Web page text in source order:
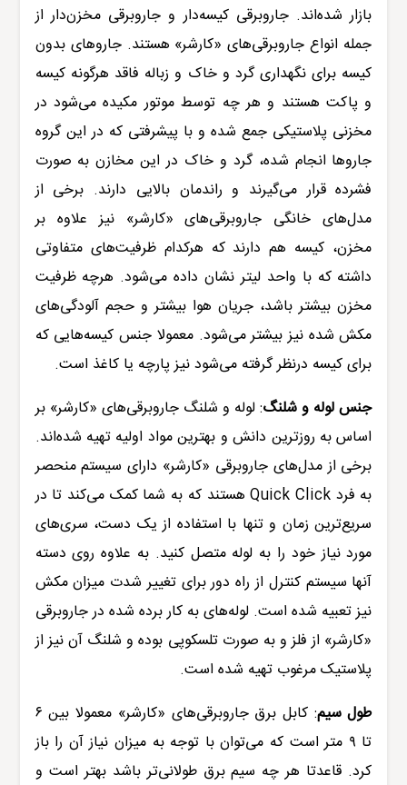
بازار شده‌اند. جاروبرقی کیسه‌دار و جاروبرقی مخزن‌دار از
جمله انواع جاروبرقی‌های «کارشر» هستند. جاروهای بدون
کیسه برای نگهداری گرد و خاک و زباله فاقد هرگونه کیسه
و پاکت هستند و هر چه توسط موتور مکیده می‌شود در
مخزنی پلاستیکی جمع شده و با پیشرفتی که در این گروه
جاروها انجام شده، گرد و خاک در این مخازن به صورت
فشرده قرار می‌گیرند و راندمان بالایی دارند. برخی از
مدل‌های خانگی جاروبرقی‌های «کارشر» نیز علاوه بر
مخزن، کیسه هم دارند که هرکدام ظرفیت‌های متفاوتی
داشته که با واحد لیتر نشان داده می‌شود. هرچه ظرفیت
مخزن بیشتر باشد، جریان هوا بیشتر و حجم آلودگی‌های
مکش شده نیز بیشتر می‌شود. معمولا جنس کیسه‌هایی که
برای کیسه درنظر گرفته می‌شود نیز پارچه یا کاغذ است.
جنس لوله و شلنگ:لوله و شلنگ جاروبرقی‌های «کارشر» بر
اساس به روزترین دانش و بهترین مواد اولیه تهیه شده‌اند.
برخی ازمدل‌های جاروبرقی «کارشر» دارای سیستم منحصر
به فرد Quick Click هستند که به شما کمک می‌کند تا در
سریع‌ترین زمان و تنها با استفاده از یک دست، سری‌های
مورد نیاز خود را به لوله متصل کنید. به علاوه روی دسته
آنها سیستم کنترل از راه دور برای تغییر شدت میزان مکش
نیز تعبیه شده است. لوله‌های به کار برده شده در جاروبرقی
«کارشر» از فلز و به صورت تلسکوپی بوده و شلنگ آن نیز از
پلاستیک مرغوب تهیه شده است.
طول سیم: کابل برق جاروبرقی‌های «کارشر» معمولا بین ۶
تا ۹ متر است که می‌توان با توجه به میزان نیاز آن را باز
کرد. قاعدتا هر چه سیم برق طولانی‌تر باشد بهتر است و